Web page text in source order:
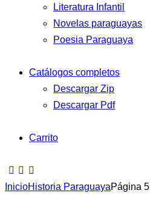
Literatura Infantil
Novelas paraguayas
Poesia Paraguaya
Catálogos completos
Descargar Zip
Descargar Pdf
Carrito
InicioHistoria ParaguayaPágina 5